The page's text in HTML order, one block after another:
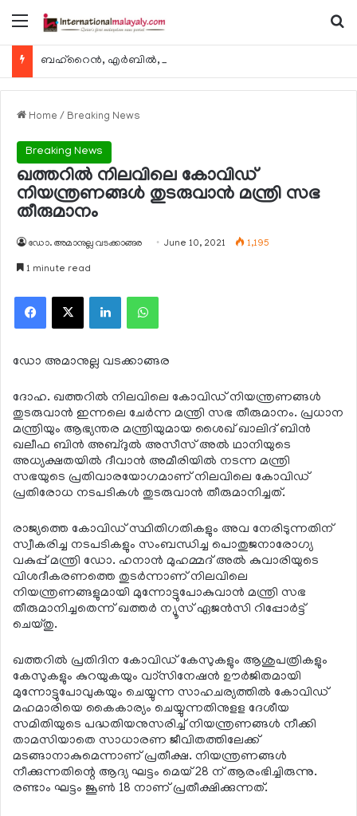
Menu
Home / Breaking News
Breaking News
ഖത്തറില്‍ നിലവിലെ കോവിഡ്
നിയന്ത്രണങ്ങള്‍ തുടരുവാന്‍ മന്ത്രി സഭ
തീരുമാനം
ഡോ. അമാനുല്ല വടക്കാങ്ങര June 10, 2021 1,195
1 minute read
Facebook
X LinkedInWhatsApp
ഡോ അമാനുല്ല വടക്കാങ്ങര
ദോഹ. ഖത്തറില്‍ നിലവിലെ കോവിഡ് നിയന്ത്രണങ്ങള്‍
തുടരുവാന്‍ ഇന്നലെ ചേര്‍ന്ന മന്ത്രി സഭ തീരുമാനം. പ്രധാന
മന്ത്രിയും ആഭ്യന്തര മന്ത്രിയുമായ ശൈഖ് ഖാലിദ് ബിന്‍
ഖലീഫ ബിന്‍ അബ്ദുല്‍ അസീസ് അല്‍ ഥാനിയുടെ
അധ്യക്ഷതയില്‍ ദീവാന്‍ അമീരിയില്‍ നടന്ന മന്ത്രി
സഭയുടെ പ്രതിവാരയോഗമാണ് നിലവിലെ കോവിഡ്
പ്രതിരോധ നടപടികള്‍ തുടരുവാന്‍ തീരുമാനിച്ചത്.
രാജ്യത്തെ കോവിഡ് സ്ഥിതിഗതികളും അവ നേരിടുന്നതിന്
സ്വീകരിച്ച നടപടികളും സംബന്ധിച്ച പൊതുജനാരോഗ്യ
വകുപ്പ് മന്ത്രി ഡോ. ഹനാന്‍ മുഹമ്മദ് അല്‍ കുവാരിയുടെ
വിശദീകരണത്തെ തുടര്‍ന്നാണ് നിലവിലെ
നിയന്ത്രണങ്ങളുമായി മുന്നോട്ടുപോകുവാന്‍ മന്ത്രി സഭ
തീരുമാനിച്ചതെന്ന് ഖത്തര്‍ ന്യൂസ് ഏജന്‍സി റിപ്പോര്‍ട്ട്
ചെയ്തു.
ഖത്തറില്‍ പ്രതിദിന കോവിഡ് കേസുകളും ആശുപത്രികളും
കേസുകളും കുറയുകയും വാ്‌സിനേഷന്‍ ഊര്‍ജിതമായി
മുന്നോട്ടുപോവുകയും ചെയ്യുന്ന സാഹചര്യത്തില്‍ കോവിഡ്
മഹമാരിയെ കൈകാര്യം ചെയ്യുന്നതിനുളള ദേശീയ
സമിതിയുടെ പദ്ധതിയനുസരിച്ച് നിയന്ത്രണങ്ങള്‍ നീക്കി
താമസിയാതെ സാധാരണ ജീവിതത്തിലേക്ക്
മടങ്ങാനാകുമെന്നാണ് പ്രതീക്ഷ. നിയന്ത്രണങ്ങള്‍
നീക്കുന്നതിന്റെ ആദ്യ ഘട്ടം മെയ് 28 ന് ആരംഭിച്ചിരുന്നു.
രണ്ടാം ഘട്ടം ജൂണ്‍ 18 നാണ് പ്രതീക്ഷിക്കുന്നത്.